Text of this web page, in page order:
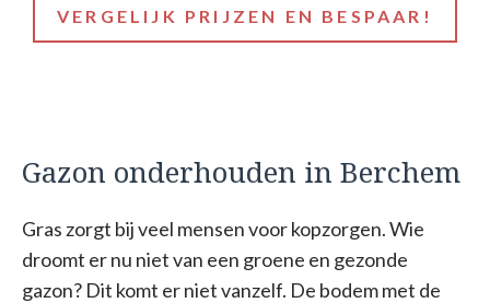
VERGELIJK PRIJZEN EN BESPAAR!
Gazon onderhouden in Berchem
Gras zorgt bij veel mensen voor kopzorgen. Wie
droomt er nu niet van een groene en gezonde
gazon? Dit komt er niet vanzelf. De bodem met de